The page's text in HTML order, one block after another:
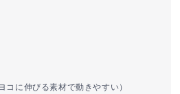
に伸びる素材で動きやすい）